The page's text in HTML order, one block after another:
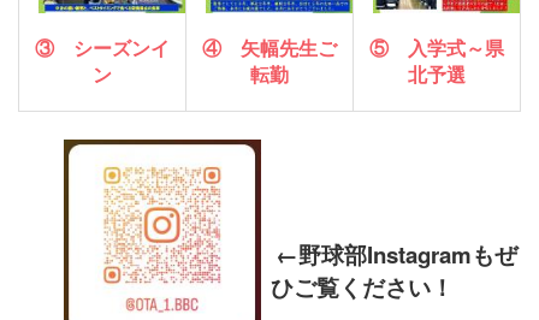
③ シーズンイ
ン
④ 矢幅先生ご
転勤
⑤ 入学式～県
北予選
←野球部Instagramもぜ
ひご覧ください！